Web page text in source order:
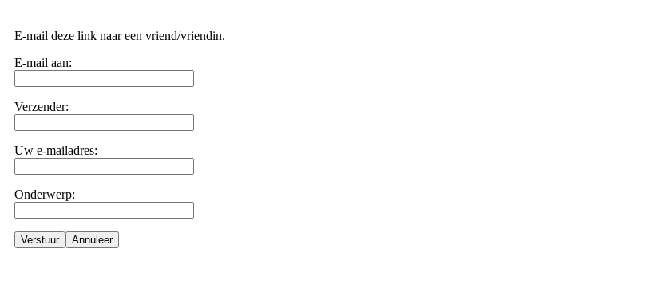
E-mail deze link naar een vriend/vriendin.
E-mail aan:
Verzender:
Uw e-mailadres:
Onderwerp:
Verstuur Annuleer